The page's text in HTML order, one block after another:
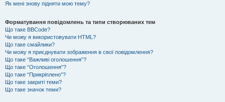
Як мені знову підняти мою тему?
Форматування повідомлень та типи створюваних тем
Що таке BBCode?
Чи можу я використовувати HTML?
Що таке смайлики?
Чи можу я приєднувати зображення в свої повідомлення?
Що таке “Важливі оголошення”?
Що таке “Оголошення”?
Що таке “Прикріплено”?
Що таке закриті теми?
Що таке значок теми?